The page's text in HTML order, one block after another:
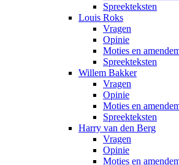
Spreekteksten
Louis Roks
Vragen
Opinie
Moties en
Spreekteksten
Willem Bakker
Vragen
Opinie
Moties en
Spreekteksten
Harry van den Berg
Vragen
Opinie
Moties en